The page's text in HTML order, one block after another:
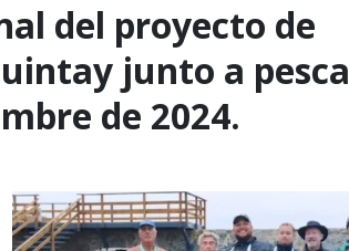
del proyecto de
junto a
de 2024.